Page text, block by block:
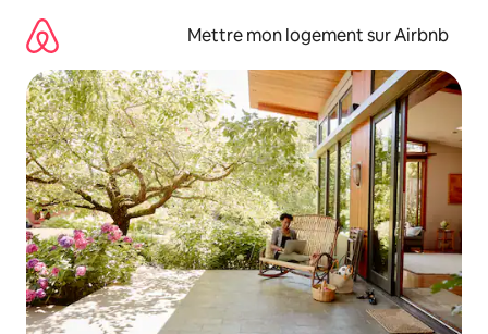
directement
contenu
Mettre mon logement sur Airbnb